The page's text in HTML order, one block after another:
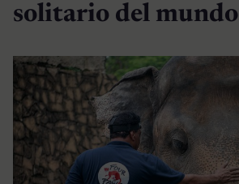
solitario del mundo